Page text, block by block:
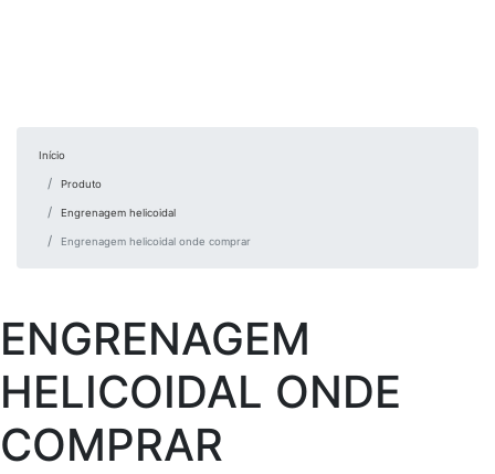
Início
Produto
Engrenagem helicoidal
Engrenagem helicoidal onde comprar
ENGRENAGEM
HELICOIDAL ONDE
COMPRAR